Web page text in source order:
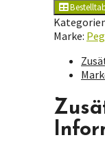
Marke: